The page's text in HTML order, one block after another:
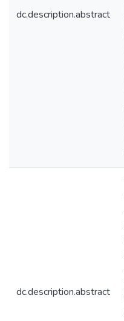
dc.description.abstract
dc.description.abstract